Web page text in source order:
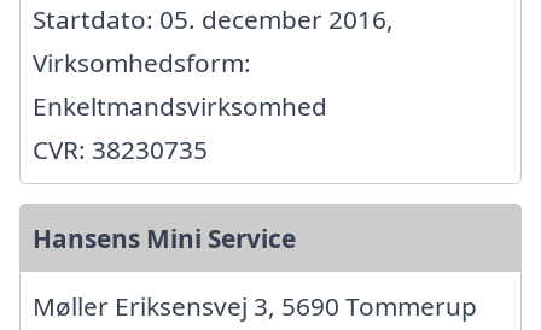
Startdato: 05. december 2016,
Virksomhedsform:
Enkeltmandsvirksomhed
CVR: 38230735
Hansens Mini Service
Møller Eriksensvej 3, 5690 Tommerup